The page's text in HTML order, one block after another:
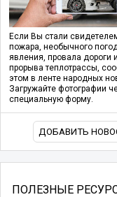
Если Вы стали
пожара, необычного
явления, провала дороги
прорыва теплотрассы,
этом в ленте народных
Загружайте фотографии
специальную форму.
ДОБАВИТЬ
ПОЛЕЗНЫЕ